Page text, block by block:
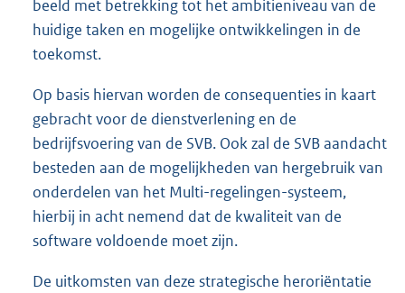
beeld met betrekking tot het ambitieniveau van de
huidige taken en mogelijke ontwikkelingen in de
toekomst.
Op basis hiervan worden de consequenties in kaart
gebracht voor de dienstverlening en de
bedrijfsvoering van de SVB. Ook zal de SVB aandacht
besteden aan de mogelijkheden van hergebruik van
onderdelen van het Multi-regelingen-systeem,
hierbij in acht nemend dat de kwaliteit van de
software voldoende moet zijn.
De uitkomsten van deze strategische heroriëntatie